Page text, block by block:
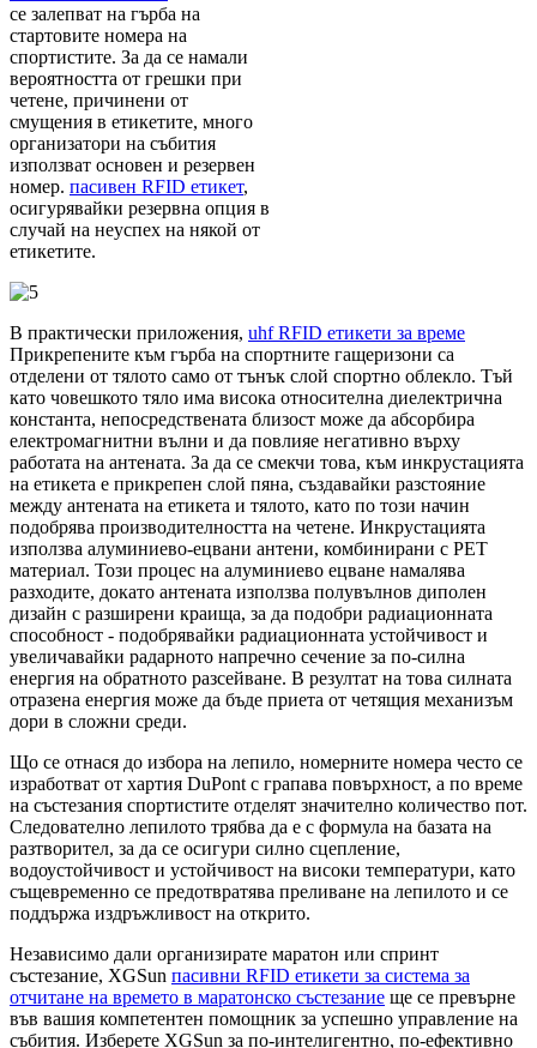
се залепват на гърба на
стартовите номера на
спортистите. За да се намали
вероятността от грешки при
четене, причинени от
смущения в етикетите, много
организатори на събития
използват основен и резервен
номер. пасивен RFID етикет,
осигурявайки резервна опция в
случай на неуспех на някой от
етикетите.
В практически приложения, uhf RFID етикети за време
Прикрепените към гърба на спортните гащеризони са
отделени от тялото само от тънък слой спортно облекло. Тъй
като човешкото тяло има висока относителна диелектрична
константа, непосредствената близост може да абсорбира
електромагнитни вълни и да повлияе негативно върху
работата на антената. За да се смекчи това, към инкрустацията
на етикета е прикрепен слой пяна, създавайки разстояние
между антената на етикета и тялото, като по този начин
подобрява производителността на четене. Инкрустацията
използва алуминиево-ецвани антени, комбинирани с PET
материал. Този процес на алуминиево ецване намалява
разходите, докато антената използва полувълнов диполен
дизайн с разширени краища, за да подобри радиационната
способност - подобрявайки радиационната устойчивост и
увеличавайки радарното напречно сечение за по-силна
енергия на обратното разсейване. В резултат на това силната
отразена енергия може да бъде приета от четящия механизъм
дори в сложни среди.
Що се отнася до избора на лепило, номерните номера често се
изработват от хартия DuPont с грапава повърхност, а по време
на състезания спортистите отделят значително количество пот.
Следователно лепилото трябва да е с формула на базата на
разтворител, за да се осигури силно сцепление,
водоустойчивост и устойчивост на високи температури, като
същевременно се предотвратява преливане на лепилото и се
поддържа издръжливост на открито.
Независимо дали организирате маратон или спринт
състезание, XGSun пасивни RFID етикети за система за
отчитане на времето в маратонско състезание ще се превърне
във вашия компетентен помощник за успешно управление на
събития. Изберете XGSun за по-интелигентно, по-ефективно